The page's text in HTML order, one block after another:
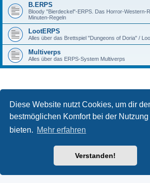
Diese Website nutzt Cookies, um dir
bestmöglichen Komfort bei der Nutzung
bieten. Mehr erfahren
Verstanden!
B.ERPS
Bloody "Bierdeckel"-ERPS. Das Horror-Western-
Minuten-Regeln
LootERPS
Alles über das Brettspiel "Dungeons of Doria" /
Multiverps
Alles über das ERPS-System Multiverps
erps.de Foren-Übersicht
Deutsche Übersetzung durch